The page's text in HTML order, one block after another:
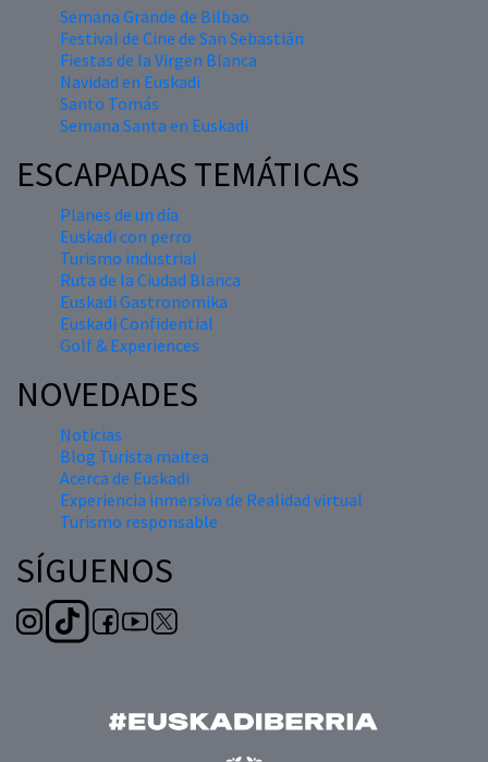
Semana Grande de Bilbao
Festival de Cine de San Sebastián
Fiestas de la Virgen Blanca
Navidad en Euskadi
Santo Tomás
Semana Santa en Euskadi
ESCAPADAS TEMÁTICAS
Planes de un día
Euskadi con perro
Turismo industrial
Ruta de la Ciudad Blanca
Euskadi Gastronomika
Euskadi Confidential
Golf & Experiences
NOVEDADES
Noticias
Blog Turista maitea
Acerca de Euskadi
Experiencia inmersiva de Realidad virtual
Turismo responsable
SÍGUENOS